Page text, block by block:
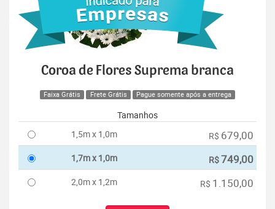
Coroa de Flores Suprema branca
Faixa Grátis Frete Grátis Pague somente após a entrega
Tamanhos
1,5m x 1,0m
R$ 679,00
1,7m x 1,0m R$749,00
2,0m x 1,2m R$ 1.150,00